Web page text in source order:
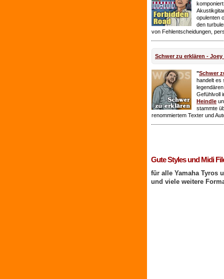
opulenten
den
von Fehlentscheidungen,
Schwer zu erklären - Joey
"Schwer
handelt es
Gefühlvoll
Heindle
stammte
renommiertem Texter und
Gute Styles und Midi
für alle Yamaha Tyros
und viele weitere